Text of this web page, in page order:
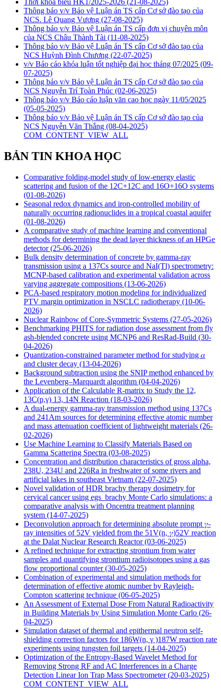
Thời khoá biểu HK1/2025-2026 (21-08-2025)
Thông báo v/v Bảo vệ Luận án TS cấp Cơ sở đào tạo của
NCS. Lê Quang Vương (27-08-2025)
Thông báo v/v Bảo vệ Luận án TS cấp đơn vị chuyên môn
của NCS Châu Thành Tài (11-08-2025)
Thông báo v/v Bảo vệ Luận án TS cấp Cơ sở đào tạo của
NCS Huỳnh Đình Chương (22-07-2025)
v/v Báo cáo khóa luận tốt nghiệp đại học tháng 07/2025 (09-
07-2025)
Thông báo v/v Bảo vệ Luận án TS cấp Cơ sở đào tạo của
NCS Nguyễn Trí Toàn Phúc (02-06-2025)
Thông báo v/v Báo cáo luận văn cao học ngày 11/05/2025
(05-05-2025)
Thông báo v/v Bảo vệ Luận án TS cấp Cơ sở đào tạo của
NCS Nguyễn Văn Thắng (08-04-2025)
COM_CONTENT_VIEW_ALL
BẢN TIN KHOA HỌC
Comparative folding-model study of low-energy elastic
scattering and fusion of the 12C+12C and 16O+16O systems
(01-08-2026)
Seasonal redox dynamics and iron‑controlled mobility of
naturally occurring radionuclides in a tropical coastal aquifer
(01-08-2026)
A comparative study of machine learning and conventional
methods for determining the dead layer thickness of an HPGe
detector(25-06-2026)
Bulk density determination of concrete by gamma-ray
transmission using a 137Cs source and NaI(Tl) spectrometry:
MCNP-based calibration and experimental validation across
varying aggregate compositions (13-06-2026)
PCA-based respiratory motion modeling for individualized
PTV margin optimization in NSCLC radiotherapy (10-06-
2026)
Nuclear Rainbow of Core-Symmetric Systems (27-05-2026)
Benchmarking PHITS for radiation dose assessment from fly
ash-blended concrete using MCNP6 and ResRad-Build (30-
04-2026)
Quantization-constrained parameter method for studying 𝛼
and cluster decay (13-04-2026)
Background subtraction using the SNIP method enhanced by
the Levenberg–Marquardt algorithm (04-04-2026)
Application of the Calculable R-matrix to Study the 12,
13C(p,γ) 13, 14N Reaction (18-03-2026)
A dual-energy gamma-ray transmission method using 137Cs
and 241Am sources for determining effective atomic number
and mass attenuation coefficient of lightweight materials (26-
02-2026)
Use Machine Learning to Classify Materials Based on
Gamma Scattering Spectra (03-08-2025)
Concentration and distribution characteristics of gross alpha,
238U, 234U and 226Ra in freshwater of some rivers and
artificial lakes in southeast Vietnam (22-07-2025)
Novel validation of HDR brachy therapy dosimetry for
cervical cancer using egs_brachy Monte Carlo simulations: a
comparative analysis with Oncentra treatment planning
system (14-07-2025)
Deconvolution approach for determining absolute prompt 𝛾-
ray intensities of 52V yielded from the 51V(n, 𝛾)52V reaction
at the Dalat Nuclear Research Reactor(03-06-2025)
A refined technique for extracting strontium from water
samples and quantifying strontium radioisotopes using a gas
flow proportional counter(30-05-2025)
Combination of experimental and simulation methods for
determination of effective atomic number by Rayleigh-
Compton scattering technique (06-05-2025)
An Assessment of External Dose From Natural Radioactivity
in Building Materials by Using Simulation Monte Carlo (26-
04-2025)
Simulation dataset of thermal and epithermal neutron self-
shielding correction factors for 186W(n, γ )187W reaction rate
experiments using tungsten foil targets (14-04-2025)
Optimization of the Entropy-Based Wavelet Method for
Removing Strong RF and AC Interferences in a Charge
Detection Linear Ion Trap Mass Spectrometer(20-03-2025)
COM_CONTENT_VIEW_ALL